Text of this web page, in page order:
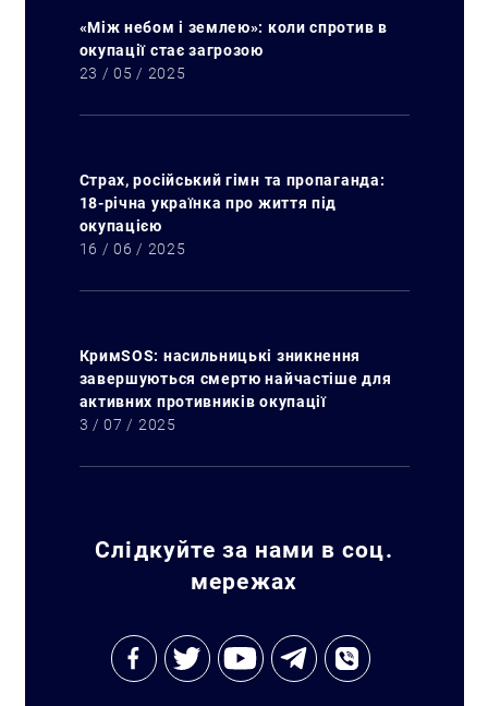
«Між небом і землею»: коли спротив в
окупації стає загрозою
23 / 05 / 2025
Страх, російський гімн та пропаганда:
18-річна українка про життя під
окупацією
16 / 06 / 2025
КримSOS: насильницькі зникнення
завершуються смертю найчастіше для
активних противників окупації
3 / 07 / 2025
Слідкуйте за нами в соц.
мережах